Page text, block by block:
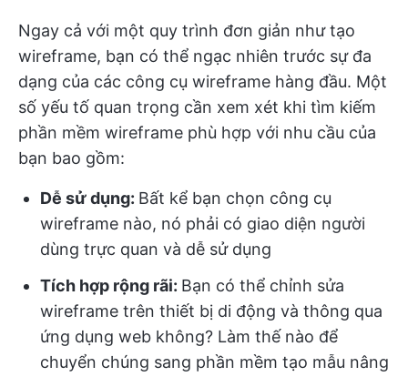
Ngay cả với một quy trình đơn giản như tạo
wireframe, bạn có thể ngạc nhiên trước sự đa
dạng của các công cụ wireframe hàng đầu. Một
số yếu tố quan trọng cần xem xét khi tìm kiếm
phần mềm wireframe phù hợp với nhu cầu của
bạn bao gồm:
Dễ sử dụng: Bất kể bạn chọn công cụ
wireframe nào, nó phải có giao diện người
dùng trực quan và dễ sử dụng
Tích hợp rộng rãi: Bạn có thể chỉnh sửa
wireframe trên thiết bị di động và thông qua
ứng dụng web không? Làm thế nào để
chuyển chúng sang phần mềm tạo mẫu nâng